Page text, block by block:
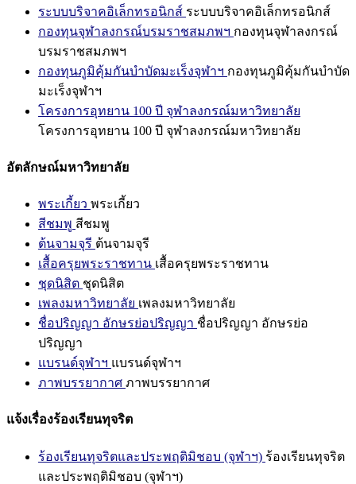
ระบบบริจาคอิเล็กทรอนิกส์ ระบบบริจาคอิเล็กทรอนิกส์
กองทุนจุฬาลงกรณ์บรมราชสมภพฯ กองทุนจุฬาลงกรณ์
บรมราชสมภพฯ
กองทุนภูมิคุ้มกันบำบัดมะเร็งจุฬาฯ กองทุนภูมิคุ้มกันบำบัด
มะเร็งจุฬาฯ
โครงการอุทยาน 100 ปี จุฬาลงกรณ์มหาวิทยาลัย
โครงการอุทยาน 100 ปี จุฬาลงกรณ์มหาวิทยาลัย
อัตลักษณ์มหาวิทยาลัย
พระเกี้ยว พระเกี้ยว
สีชมพู สีชมพู
ต้นจามจุรี ต้นจามจุรี
เสื้อครุยพระราชทาน เสื้อครุยพระราชทาน
ชุดนิสิต ชุดนิสิต
เพลงมหาวิทยาลัย เพลงมหาวิทยาลัย
ชื่อปริญญา อักษรย่อปริญญา ชื่อปริญญา อักษรย่อ
ปริญญา
แบรนด์จุฬาฯ แบรนด์จุฬาฯ
ภาพบรรยากาศ ภาพบรรยากาศ
แจ้งเรื่องร้องเรียนทุจริต
ร้องเรียนทุจริตและประพฤติมิชอบ (จุฬาฯ) ร้องเรียนทุจริต
และประพฤติมิชอบ (จุฬาฯ)